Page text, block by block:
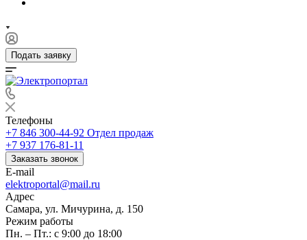
Подать заявку
Телефоны
+7 846 300-44-92 Отдел продаж
+7 937 176-81-11
Заказать звонок
E-mail
elektroportal@mail.ru
Адрес
Самара, ул. Мичурина, д. 150
Режим работы
Пн. – Пт.: с 9:00 до 18:00